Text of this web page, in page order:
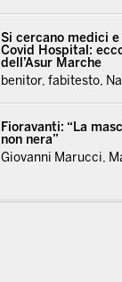
Si cercano medici
Covid Hospital:
dell’Asur Marche
benitor, fabitesto,
Fioravanti: “La
non nera”
Giovanni Marucci,